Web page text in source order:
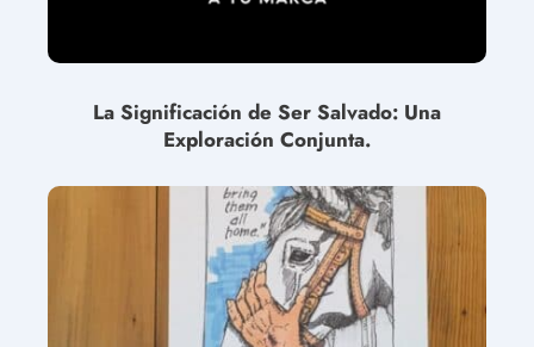
La Significación de Ser Salvado: Una
Exploración Conjunta.